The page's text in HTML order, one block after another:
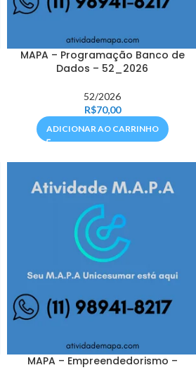
MAPA – Programação Banco de
Dados – 52_2026
52/2026
R$70,00
ADICIONAR AO CARRINHO
MAPA – Empreendedorismo –